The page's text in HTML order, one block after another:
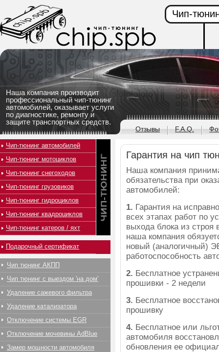
Наша компания производит
профессиональный чип-тюнинг
автомобилей, оказывает услуги
по диагностике, ремонту и
защите транспортных средств.
Чип-
Отзывы F.A.Q.
Гарантия на чип
Наша компания
обязательства при
автомобилей:
1. Гарантия на
всех этапах работ по
выхода блока из строя
наша компания
новый (аналогичный)
работоспособность
2. Бесплатное
прошивки - 2 недели
3. Бесплатное
прошивку
4. Бесплатное или
автомобиля
обновления ее
Чип-тюнинг автомобилей
Чип-тюнинг мотоциклов
Чип-тюнинг снегоходов
Чип-тюнинг грузовиков
Чип-тюнинг гидроциклов
Чип-тюнинг квадроциклов
Чип-тюнинг катеров / яхт
Подарочный сертификат
Чип тюнинг АКПП
Чип тюнинг с выездом 'на дом'
Удаление сажевого фильтра
Удаление катализатора
Отключение системы EGR
Отключение мочевины AdBlue
Замер мощности автомобиля